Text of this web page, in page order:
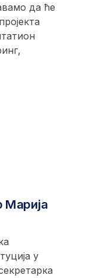
да ће
Марија
у